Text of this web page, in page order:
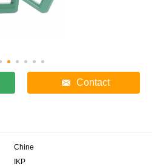
Contact
Chine
IKP